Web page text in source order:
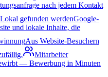
nach jedem Kontakt
Lokal gefunden werdenGoogle-
und lokale Inhalte, die
Aus Website-Besuchern
Mitarbeiter
— Bewerbung in Minuten